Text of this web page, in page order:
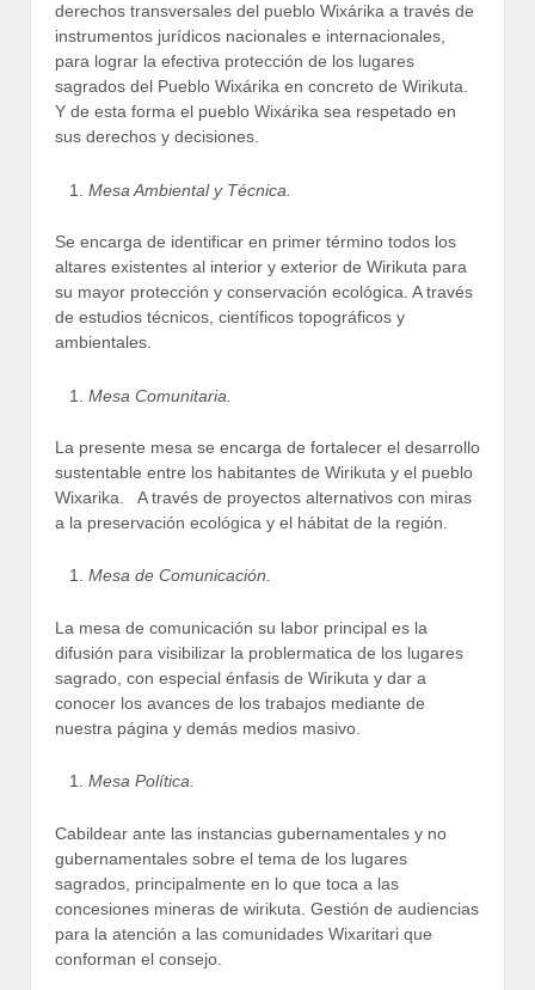
derechos transversales del pueblo Wixárika a través de
instrumentos jurídicos nacionales e internacionales,
para lograr la efectiva protección de los lugares
sagrados del Pueblo Wixárika en concreto de Wirikuta.
Y de esta forma el pueblo Wixárika sea respetado en
sus derechos y decisiones.
Mesa Ambiental y Técnica.
Se encarga de identificar en primer término todos los
altares existentes al interior y exterior de Wirikuta para
su mayor protección y conservación ecológica. A través
de estudios técnicos, científicos topográficos y
ambientales.
Mesa Comunitaria.
La presente mesa se encarga de fortalecer el desarrollo
sustentable entre los habitantes de Wirikuta y el pueblo
Wixarika. A través de proyectos alternativos con miras
a la preservación ecológica y el hábitat de la región.
Mesa de Comunicación.
La mesa de comunicación su labor principal es la
difusión para visibilizar la problermatica de los lugares
sagrado, con especial énfasis de Wirikuta y dar a
conocer los avances de los trabajos mediante de
nuestra página y demás medios masivo.
Mesa Política.
Cabildear ante las instancias gubernamentales y no
gubernamentales sobre el tema de los lugares
sagrados, principalmente en lo que toca a las
concesiones mineras de wirikuta. Gestión de audiencias
para la atención a las comunidades Wixaritari que
conforman el consejo.